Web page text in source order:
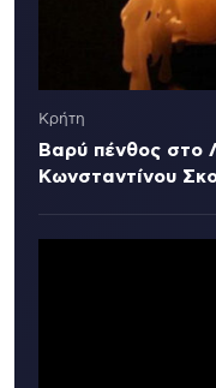
Κρήτη
Βαρύ πένθος στο
Κωνσταντίνου